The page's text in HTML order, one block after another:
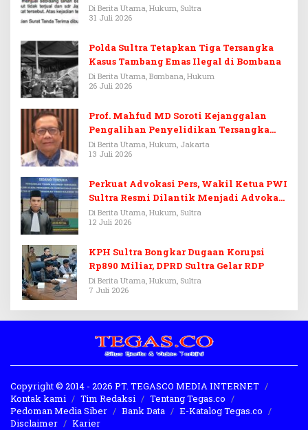
Di Berita Utama, Hukum, Sultra
31 Juli 2026
Polda Sultra Tetapkan Tiga Tersangka
Kasus Tambang Emas Ilegal di Bombana
Di Berita Utama, Bombana, Hukum
26 Juli 2026
Prof. Mahfud MD Soroti Kejanggalan
Pengalihan Penyelidikan Tersangka
Febrie Adriansyah
Di Berita Utama, Hukum, Jakarta
13 Juli 2026
Perkuat Advokasi Pers, Wakil Ketua PWI
Sultra Resmi Dilantik Menjadi Advokat
PERADI
Di Berita Utama, Hukum, Sultra
12 Juli 2026
KPH Sultra Bongkar Dugaan Korupsi
Rp890 Miliar, DPRD Sultra Gelar RDP
Di Berita Utama, Hukum, Sultra
7 Juli 2026
Copyright © 2014 - 2026 PT. TEGASCO MEDIA INTERNET
Kontak kami
Tim Redaksi
Tentang Tegas.co
Pedoman Media Siber
Bank Data
E-Katalog Tegas.co
Disclaimer
Karier